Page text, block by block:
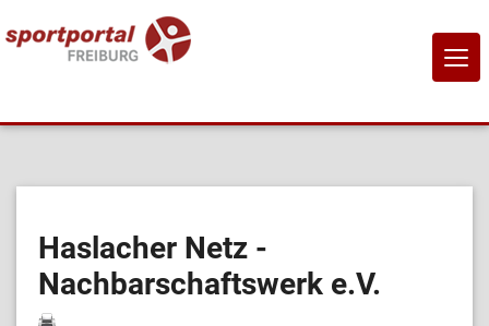
Sportanbietende
Haslacher Netz -
Nachbarschaftswerk e.V.